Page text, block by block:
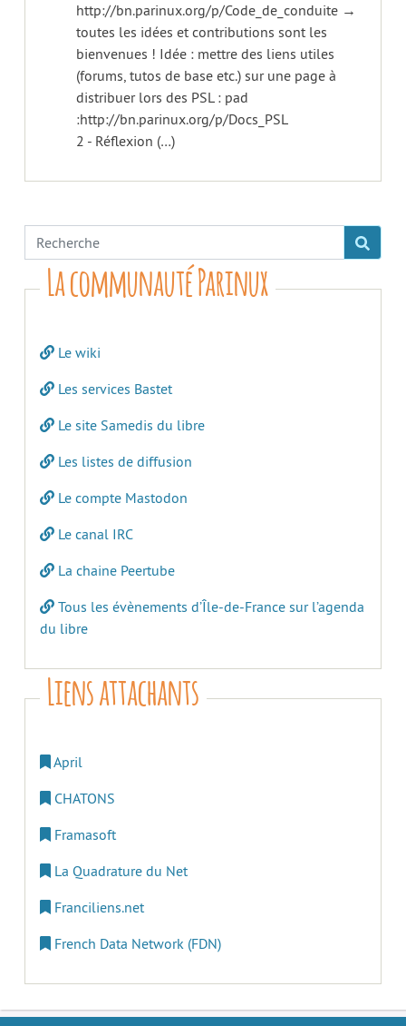
http://bn.parinux.org/p/Code_de_conduite →
toutes les idées et contributions sont les
bienvenues ! Idée : mettre des liens utiles
(forums, tutos de base etc.) sur une page à
distribuer lors des PSL : pad
:http://bn.parinux.org/p/Docs_PSL
2 - Réflexion (…)
La communauté Parinux
Le wiki
Les services Bastet
Le site Samedis du libre
Les listes de diffusion
Le compte Mastodon
Le canal IRC
La chaine Peertube
Tous les évènements d’Île-de-France sur l’agenda
du libre
Liens attachants
April
CHATONS
Framasoft
La Quadrature du Net
Franciliens.net
French Data Network (FDN)